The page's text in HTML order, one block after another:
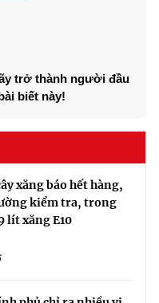
trở thành người đầu
biết này!
xăng báo hết hàng,
kiểm tra, trong
lít xăng E10